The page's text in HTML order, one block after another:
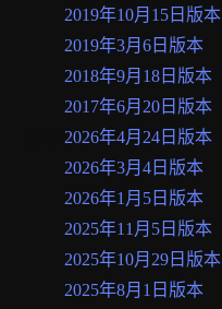
2019年10月15日版本
2019年3月6日版本
2018年9月18日版本
2017年6月20日版本
2026年4月24日版本
2026年3月4日版本
2026年1月5日版本
2025年11月5日版本
2025年10月29日版本
2025年8月1日版本